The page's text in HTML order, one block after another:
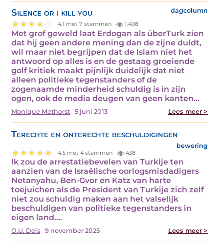
Silence or i kill you dagcolumn
4.1 met 7 stemmen 1.408
Met grof geweld laat Erdogan als überTurk zien
dat hij geen andere mening dan de zijne duldt,
wil maar niet begrijpen dat de Islam niet het
antwoord op alles is en de gestaag groeiende
golf kritiek maakt pijnlijk duidelijk dat niet
alleen politieke tegenstanders of de
zogenaamde minderheid schuldig is in zijn
ogen, ook de media deugen van geen kanten…
Monique Methorst 5 juni 2013 Lees meer >
Terechte en onterechte beschuldigingen
bewering
4.5 met 4 stemmen 438
Ik zou de arrestatiebevelen van Turkije ten
aanzien van de Israëlische oorlogsmisdadigers
Netanyahu, Ben-Gvor en Katz van harte
toejuichen als de President van Turkije zich zelf
niet zou schuldig maken aan het valselijk
beschuldigen van politieke tegenstanders in
eigen land.…
O.U. Deis 9 november 2025 Lees meer >